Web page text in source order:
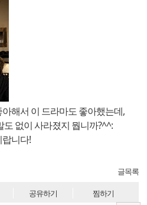
해서 이 드라마도 좋아했는데,
없이 사라졌지 뭡니까?^^:
니다!
글목록
공유하기 찜하기